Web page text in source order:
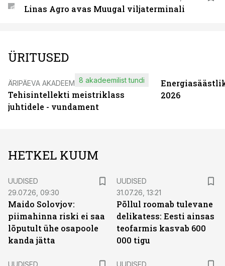
Linas Agro avas Muugal viljaterminali
ÜRITUSED
ÄRIPÄEVA AKADEEMIA
Tehisintellekti meistriklass
juhtidele - vundament
8 akadeemilist tundi
2026
HETKEL KUUM
UUDISED
29.07.26, 09:30
Maido Solovjov:
piimahinna riski ei saa
lõputult ühe osapoole
kanda jätta
UUDISED
31.07.26, 13:21
Põllul roomab tulevane
delikatess: Eesti ainsas
teofarmis kasvab 600
000 tigu
UUDISED
UUDISED